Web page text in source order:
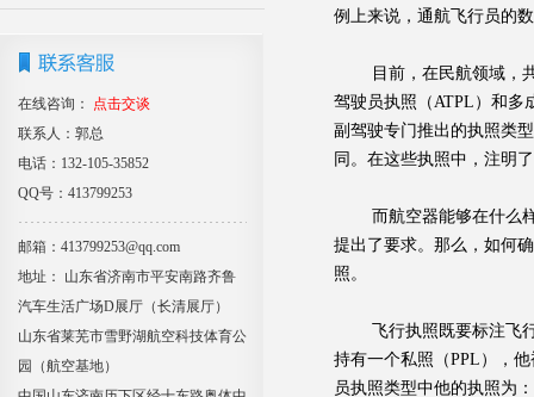
在线咨询：
点击交谈
联系人：郭总
电话：132-105-35852
QQ号：413799253
邮箱：413799253@qq.com
地址： 山东省济南市平安南路齐鲁
汽车生活广场D展厅（长清展厅）
山东省莱芜市雪野湖航空科技体育公
园（航空基地）
例上来说，通航飞行员的
目前，在民航领域，共
驾驶员执照（ATPL）和多
副驾驶专门推出的执照类
同。在这些执照中，注明
而航空器能够在什么样
提出了要求。那么，如何
照。
飞行执照既要标注飞行
持有一个私照（PPL），
员执照类型中他的执照为